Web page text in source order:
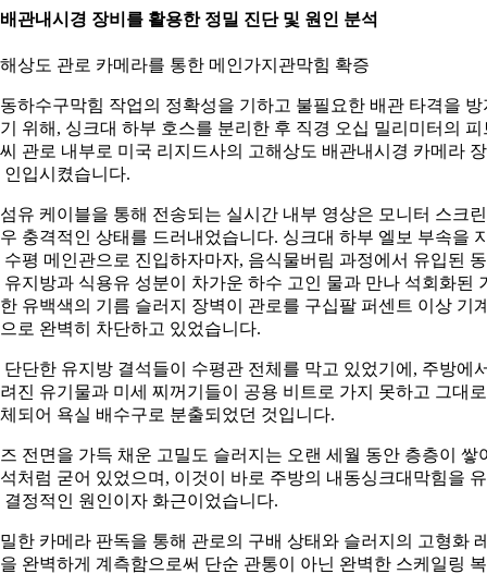
관내시경 장비를 활용한 정밀 진단 및 원인 분석
상도 관로 카메라를 통한 메인가지관막힘 확증
하수구막힘 작업의 정확성을 기하고 불필요한 배관 타격을 방
위해, 싱크대 하부 호스를 분리한 후 직경 오십 밀리미터의 피
관로 내부로 미국 리지드사의 고해상도 배관내시경 카메라
인입시켰습니다.
유 케이블을 통해 전송되는 실시간 내부 영상은 모니터 스크
충격적인 상태를 드러내었습니다. 싱크대 하부 엘보 부속을
수평 메인관으로 진입하자마자, 음식물버림 과정에서 유입된
유지방과 식용유 성분이 차가운 하수 고인 물과 만나 석회화된
유백색의 기름 슬러지 장벽이 관로를 구십팔 퍼센트 이상 기
로 완벽히 차단하고 있었습니다.
단단한 유지방 결석들이 수평관 전체를 막고 있었기에, 주방에
진 유기물과 미세 찌꺼기들이 공용 비트로 가지 못하고 그대로
되어 욕실 배수구로 분출되었던 것입니다.
전면을 가득 채운 고밀도 슬러지는 오랜 세월 동안 층층이 쌓
처럼 굳어 있었으며, 이것이 바로 주방의 내동싱크대막힘을
결정적인 원인이자 화근이었습니다.
한 카메라 판독을 통해 관로의 구배 상태와 슬러지의 고형화
완벽하게 계측함으로써 단순 관통이 아닌 완벽한 스케일링